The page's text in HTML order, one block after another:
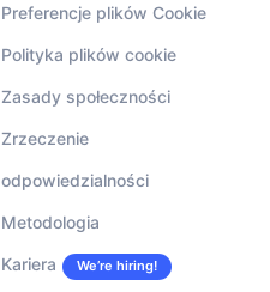
Preferencje plików Cookie
Polityka plików cookie
Zasady społeczności
Zrzeczenie
odpowiedzialności
Metodologia
Kariera We’re hiring!